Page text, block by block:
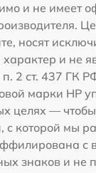
и не имеет
носят
и не
п. 2 ст. 437 ГК
марки HP
целях — чтобы
с которой мы
с
знаков и не